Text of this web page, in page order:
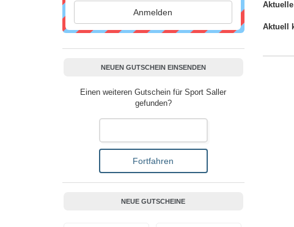
NEUEN GUTSCHEIN EINSENDEN
Einen weiteren Gutschein für Sport Saller
gefunden?
NEUE GUTSCHEINE
Aktuell